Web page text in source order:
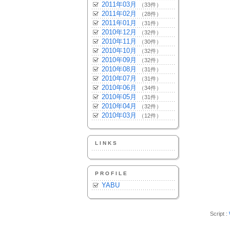
2011年03月 （33件）
2011年02月 （28件）
2011年01月 （31件）
2010年12月 （32件）
2010年11月 （30件）
2010年10月 （32件）
2010年09月 （32件）
2010年08月 （31件）
2010年07月 （31件）
2010年06月 （34件）
2010年05月 （31件）
2010年04月 （32件）
2010年03月 （12件）
LINKS
PROFILE
YABU
Script :